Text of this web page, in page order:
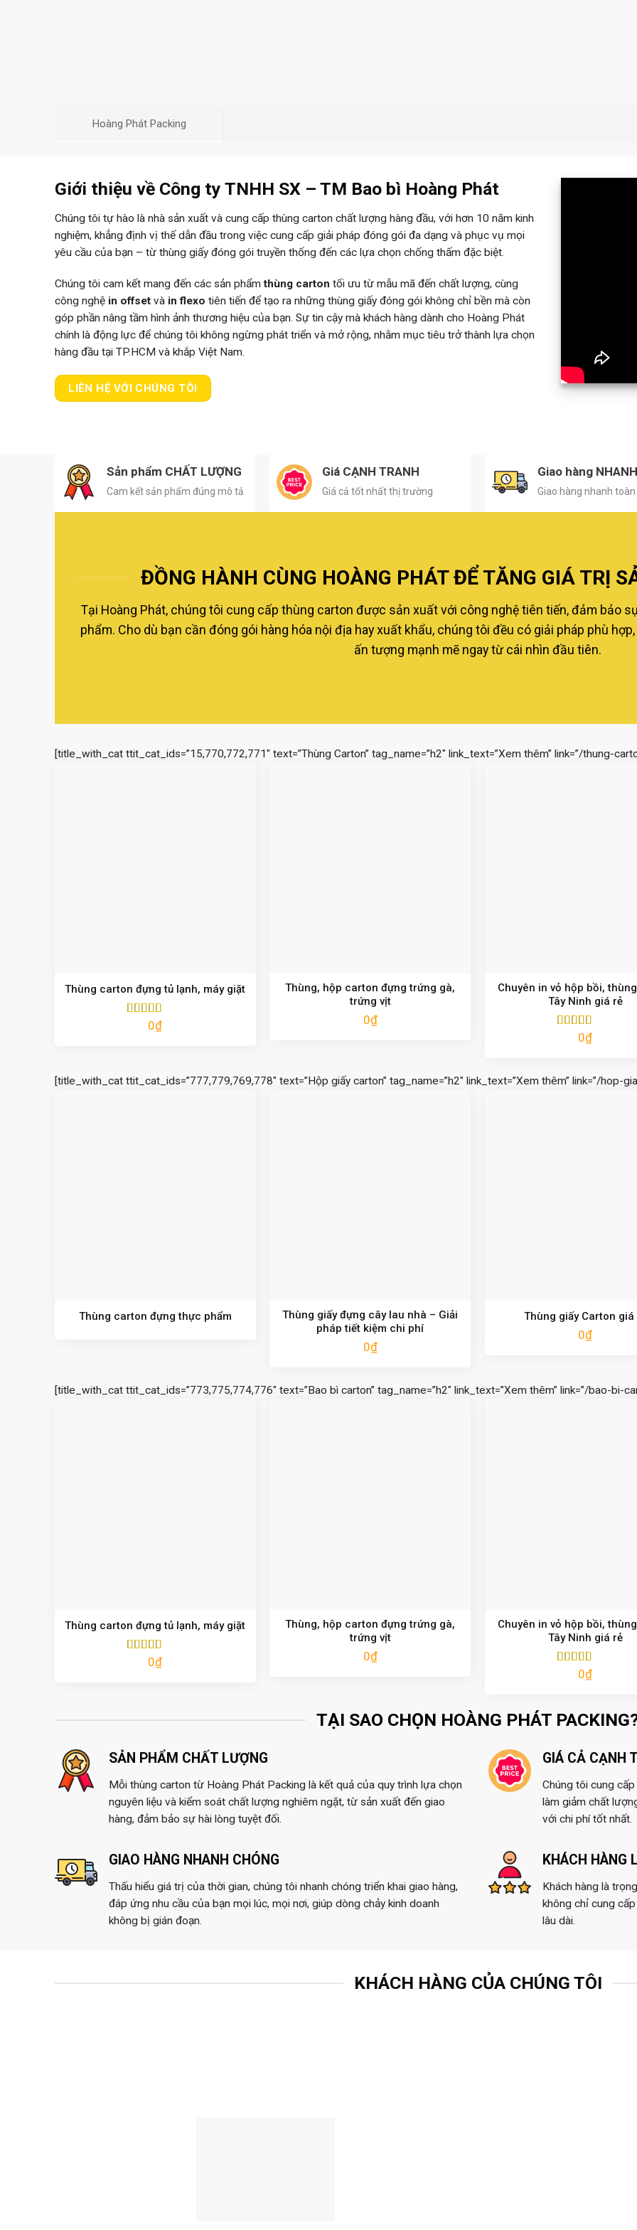
Hoàng Phát Packing
Giới thiệu về Công ty TNHH SX – TM Bao bì Hoàng Phát
Chúng tôi tự hào là nhà sản xuất và cung cấp thùng carton chất lượng hàng đầu, với hơn 10 năm kinh
nghiệm, khẳng định vị thế dẫn đầu trong việc cung cấp giải pháp đóng gói đa dạng và phục vụ mọi
yêu cầu của bạn – từ thùng giấy đóng gói truyền thống đến các lựa chọn chống thấm đặc biệt.
Chúng tôi cam kết mang đến các sản phẩmthùng carton tối ưu từ mẫu mã đến chất lượng, cùng
công nghệ in offset và in flexo tiên tiến để tạo ra những thùng giấy đóng gói không chỉ bền mà còn
góp phần nâng tầm hình ảnh thương hiệu của bạn. Sự tin cậy mà khách hàng dành cho Hoàng Phát
chính là động lực để chúng tôi không ngừng phát triển và mở rộng, nhằm mục tiêu trở thành lựa chọn
hàng đầu tại TP.HCM và khắp Việt Nam.
LIÊN HỆ VỚI CHÚNG TÔI
Sản phẩm CHẤT LƯỢNG
Cam kết sản phẩm đúng mô tả
Giá CẠNH TRANH
Giá cả tốt nhất thị trường
Giao hàng NHANH
Giao hàng nhanh
ĐỒNG HÀNH CÙNG HOÀNG PHÁT ĐỂ TĂNG GIÁ TRỊ
Tại Hoàng Phát, chúng tôi cung cấp thùng carton được sản xuất với công nghệ tiên tiến, đảm bảo
phẩm. Cho dù bạn cần đóng gói hàng hóa nội địa hay xuất khẩu, chúng tôi đều có giải pháp phù
ấn tượng mạnh mẽ ngay từ cái nhìn đầu tiên.
[title_with_cat ttit_cat_ids=”15,770,772,771″ text=”Thùng Carton” tag_name=”h2″ link_text=”Xem thêm” link=”/thung-
Thùng carton đựng tủ lạnh, máy giặt
Được xếp
0₫
Thùng, hộp carton đựng trứng gà,
trứng vịt
0₫
Chuyên in vỏ hộp bồi,
Tây Ninh giá rẻ
Được xếp
0₫
[title_with_cat ttit_cat_ids=”777,779,769,778″ text=”Hộp giấy carton” tag_name=”h2″ link_text=”Xem thêm” link=”/hop-
Thùng carton đựng thực phẩm
Thùng giấy đựng cây lau nhà – Giải
pháp tiết kiệm chi phí
0₫
Thùng giấy Carton giá
0₫
[title_with_cat ttit_cat_ids=”773,775,774,776″ text=”Bao bì carton” tag_name=”h2″ link_text=”Xem thêm” link=”/bao-bi-
Thùng carton đựng tủ lạnh, máy giặt
Được xếp
0₫
Thùng, hộp carton đựng trứng gà,
trứng vịt
0₫
Chuyên in vỏ hộp bồi,
Tây Ninh giá rẻ
Được xếp
0₫
TẠI SAO CHỌN HOÀNG PHÁT
SẢN PHẨM CHẤT LƯỢNG
Mỗi thùng carton từ Hoàng Phát Packing là kết quả của quy trình lựa chọn
nguyên liệu và kiểm soát chất lượng nghiêm ngặt, từ sản xuất đến giao
hàng, đảm bảo sự hài lòng tuyệt đối.
GIÁ CẢ CẠNH
Chúng tôi cung
làm giảm chất
với chi phí tốt nhất.
GIAO HÀNG NHANH CHÓNG
Thấu hiểu giá trị của thời gian, chúng tôi nhanh chóng triển khai giao hàng,
đáp ứng nhu cầu của bạn mọi lúc, mọi nơi, giúp dòng chảy kinh doanh
không bị gián đoạn.
KHÁCH HÀNG
Khách hàng là
không chỉ cung
lâu dài.
KHÁCH HÀNG CỦA CHÚNG TÔI